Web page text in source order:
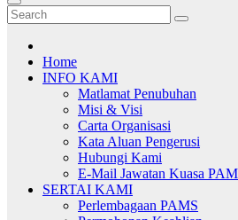
Home
INFO KAMI
Matlamat Penubuhan
Misi & Visi
Carta Organisasi
Kata Aluan Pengerusi
Hubungi Kami
E-Mail Jawatan Kuasa
SERTAI KAMI
Perlembagaan PAMS